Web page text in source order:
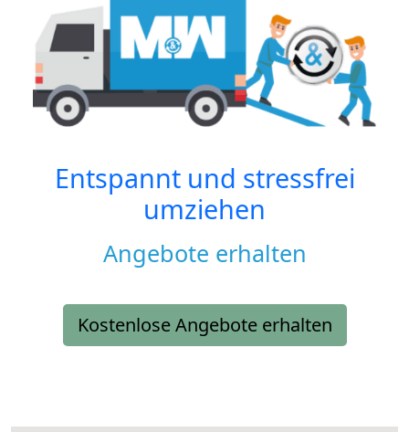
Entspannt und stressfrei
umziehen
Angebote erhalten
Kostenlose Angebote erhalten